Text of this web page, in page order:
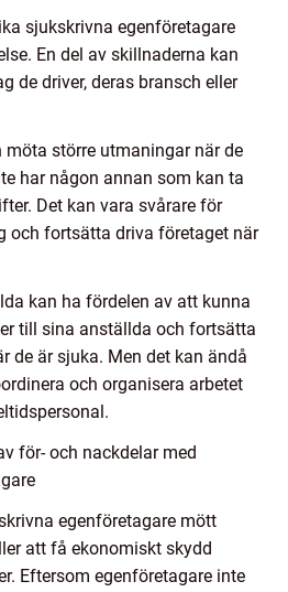
sjukskrivna egenföretagare
En del av skillnaderna kan
de driver, deras bransch eller
möta större utmaningar när de
har någon annan som kan ta
Det kan vara svårare för
och fortsätta driva företaget när
kan ha fördelen av att kunna
till sina anställda och fortsätta
de är sjuka. Men det kan ändå
och organisera arbetet
för- och nackdelar med
egenföretagare mött
att få ekonomiskt skydd
Eftersom egenföretagare inte